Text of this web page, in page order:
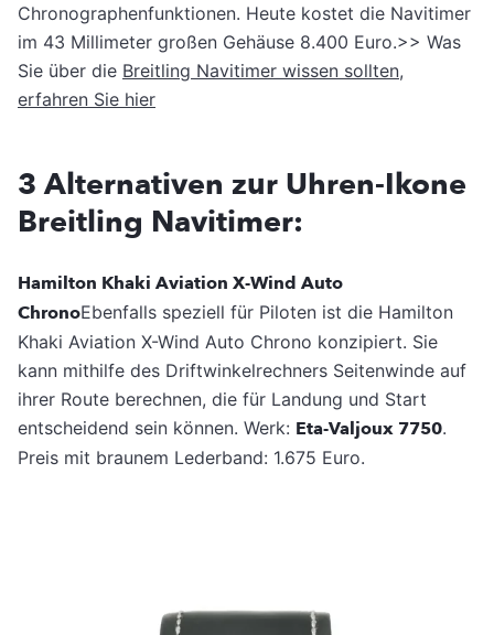
Chronographenfunktionen. Heute kostet die Navitimer
im 43 Millimeter großen Gehäuse 8.400 Euro.>> Was
Sie über die Breitling Navitimer wissen sollten,
erfahren Sie hier
3 Alternativen zur Uhren-Ikone
Breitling Navitimer:
Hamilton Khaki Aviation X-Wind Auto
ChronoEbenfalls speziell für Piloten ist die Hamilton
Khaki Aviation X-Wind Auto Chrono konzipiert. Sie
kann mithilfe des Driftwinkelrechners Seitenwinde auf
ihrer Route berechnen, die für Landung und Start
entscheidend sein können. Werk: Eta-Valjoux 7750.
Preis mit braunem Lederband: 1.675 Euro.